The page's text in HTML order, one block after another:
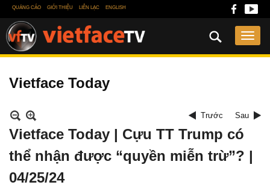
QUẢNG CÁO GIỚI THIỆU LIÊN LẠC ENGLISH
Vietface Today
Trước Sau
Vietface Today | Cựu TT Trump có
thể nhận được “quyền miễn trừ”? |
04/25/24